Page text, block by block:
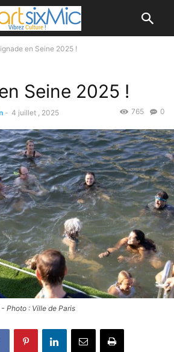
en Seine 2025 !
Seine 2025 !
- 4 juillet , 2025 0
765
Photo : Ville de Paris